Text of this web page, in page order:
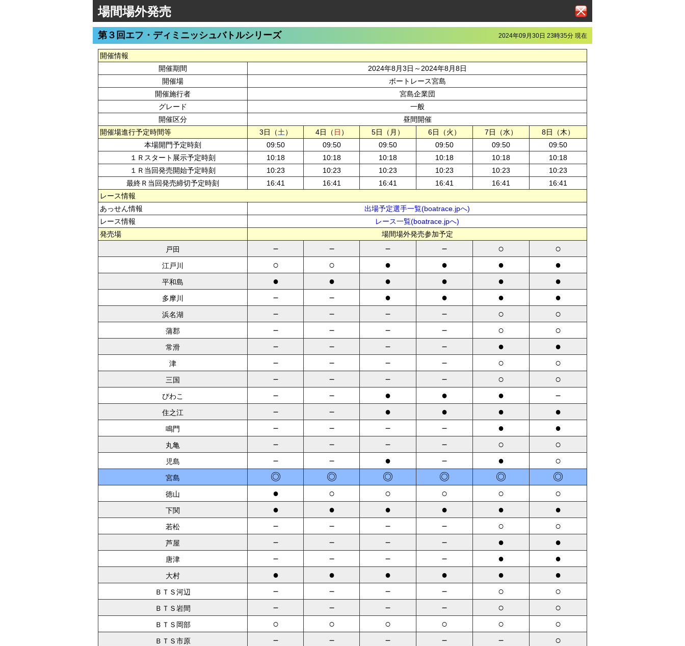
場間場外発売
2024年09月30日 23時35分 現在
第３回エフ・ディミニッシュバトルシリーズ
開催情報
開催期間
2024年8月3日～2024年8月8日
開催場
ボートレース宮島
開催施行者
宮島企業団
グレード
一般
開催区分
昼間開催
開催場進行予定時間等
3日（土） 4日（ 日 ） 5日（月） 6日（火） 7日（水）
8日（木）
本場開門予定時刻
09:50 09:50 09:50 09:50 09:50
09:50
１Ｒスタート展示予定時刻
10:18 10:18 10:18 10:18 10:18
10:18
１Ｒ当回発売開始予定時刻
10:23 10:23 10:23 10:23 10:23
10:23
最終Ｒ当回発売締切予定時刻
16:41 16:41 16:41 16:41 16:41
16:41
レース情報
あっせん情報
出場予定選手一覧(boatrace.jpへ)
レース情報
レース一覧(boatrace.jpへ)
発売場
場間場外発売参加予定
戸田
－ － － － ○ ○
江戸川 ○ ○ ● ● ● ●
平和島 ● ● ● ● ● ●
多摩川 － － ● ● ● ●
浜名湖 － － － － ○ ○
蒲郡 － － － － ○ ○
常滑 － － － － ● ●
津 － － － － ○ ○
三国 － － － － ○ ○
びわこ － － ● ● ● －
住之江 － － ● ● ● ●
鳴門 － － － － ● ●
丸亀 － － － － ○ ○
児島 － － ● － ● ○
宮島 ◎ ◎ ◎ ◎ ◎ ◎
徳山 ● ○ ○ ○ ○ ○
下関 ● ● ● ● ● ●
若松 － － － － ○ ○
芦屋 － － － － ● ●
唐津 － － － － ● ●
大村 ● ● ● ● ● ●
ＢＴＳ河辺 － － － － ○ ○
ＢＴＳ岩間 － － － － ○ ○
ＢＴＳ岡部 ○ ○ ○ ○ ○ ○
ＢＴＳ市原 － － － － － ○